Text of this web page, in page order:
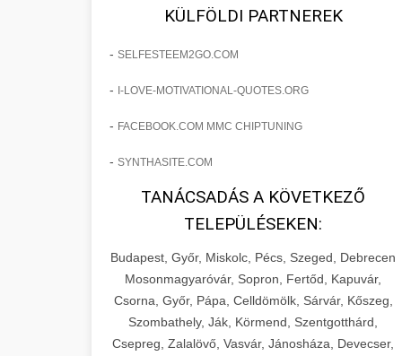
sebészeti praxisban.
páciensszám növekedés
os Növekedést
Lépésről lépésre marketing tervrajz,
eredményezett. Ismerje meg a
szonyegtisztito.net
marketing stratégiai tervrajz
os Növekedésének
Története
Teljes dokumentáció egy klinika
átalakulási útjáról, bemutatva az utat a
küzdő praxistól a virágzó vállalkozásig
150%-os növekedéssel.
szonyegtakaritas.org
klinika átalakulási történet
🎪 18. Szemhéjplasztika
Iránti Érdeklődés 150%-
Technikák és módszerek a páciensek
érdeklődésének és elkötelezettségének
drámai növeléséhez. Egy 150%-os
fellendülési esettanulmány gyakorlati
🎮 19. AI Google Ads és
Meta Kampány Kezelés +
KÜLFÖLDI PARTNEREK
- SELFESTEEM2GO.COM
- I-LOVE-MOTIVATIONAL-QUOTES.ORG
- FACEBOOK.COM MMC CHIPTUNING
- SYNTHASITE.COM
TANÁCSADÁS A KÖVETKEZŐ
TELEPÜLÉSEKEN:
Budapest, Győr, Miskolc, Pécs, Szeged, Debrecen
Mosonmagyaróvár, Sopron, Fertőd, Kapuvár,
Csorna, Győr, Pápa, Celldömölk, Sárvár, Kőszeg,
Szombathely, Ják, Körmend, Szentgotthárd,
Csepreg, Zalalövő, Vasvár, Jánosháza, Devecser,